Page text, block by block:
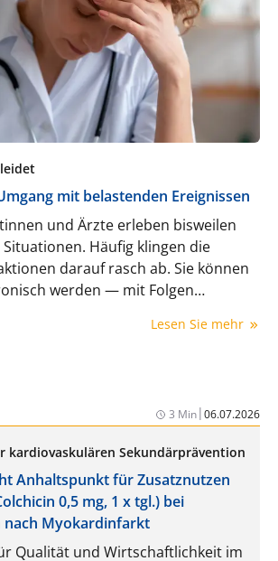
mit belastenden Ereignissen
und Ärzte erleben bisweilen
Häufig klingen die
darauf rasch ab. Sie können
werden — mit Folgen
erklärt, was schützt und was hilft.
Lesen Sie mehr
3 Min|06.07.2026
kardiovaskulären Sekundärprävention
Anhaltspunkt für Zusatznutzen
0,5 mg, 1 x tgl.) bei
nach Myokardinfarkt
Qualität und Wirtschaftlichkeit im